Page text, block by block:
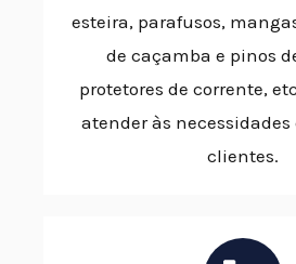
esteira, parafusos,
de caçamba e pinos
protetores de corrente,
atender às necessidades
clientes.